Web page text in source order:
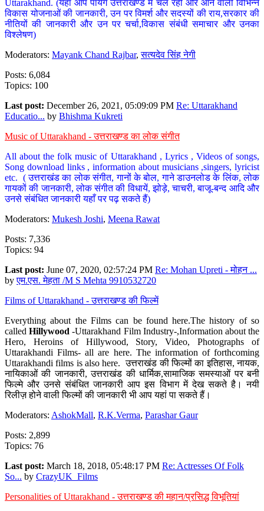
Uttarakhand. (यहां आप पायेंगे उत्तराखण्ड में चल रही और आने वाली विभिन्न
विकास योजनाओं की जानकारी, उन पर विमर्श और सदस्यों की राय,सरकार की
नीतियों की जानकारी और उन पर चर्चा,विकास संबंधी समाचार और उनका
विश्लेषण)
Moderators: Mayank Chand Rajbar,सत्यदेव सिंह नेगी
Posts: 6,084
Topics: 100
Last post: December 26, 2021, 05:09:09 PM Re: Uttarakhand
Educatio... by Bhishma Kukreti
Music of Uttarakhand - उत्तराखण्ड का लोक संगीत
All about the folk music of Uttarakhand , Lyrics , Videos of songs,
Song download links , information about musicians ,singers, lyricist
etc. ( उत्तराखंड का लोक संगीत, गानों के बोल, गाने डाउनलोड के लिंक, लोक
गायकों की जानकारी, लोक संगीत की विधायें, झोड़े, चाचरी, बाजू-बन्द आदि और
उनसे संबंधित जानकारी यहाँ पर पढ़ सकते हैं)
Moderators: Mukesh Joshi, Meena Rawat
Posts: 7,336
Topics: 94
Last post: June 07, 2020, 02:57:24 PM Re: Mohan Upreti - मोहन ...
byएम.एस. मेहता /M S Mehta 9910532720
Films of Uttarakhand - उत्तराखण्ड की फिल्में
Everything about the Films can be found here.The history of so
calledHillywood-Uttarakhand Film Industry-,Information about the
Hero, Heroins of Hillywood, Story, Video, Photographs of
Uttarakhandi Films- all are here. The information of forthcoming
Uttarakhandi films is also here. उत्तराखंड की फिल्मों का इतिहास, नायक,
नायिकाओं की जानकारी, उत्तराखंड की धार्मिक,सामाजिक समस्याओं पर बनी
फिल्मे और उनसे संबंधित जानकारी आप इस विभाग में देख सकते है। नयी
रिलीज़ होने वाली फिल्मों की जानकारी भी आप यहां पा सकते हैं।
Moderators: AshokMall, R.K.Verma, Parashar Gaur
Posts: 2,899
Topics: 76
Last post: March 18, 2018, 05:48:17 PM Re: Actresses Of Folk
So... by CrazyUK_Films
Personalities of Uttarakhand - उत्तराखण्ड की महान/प्रसिद्ध विभूतियां